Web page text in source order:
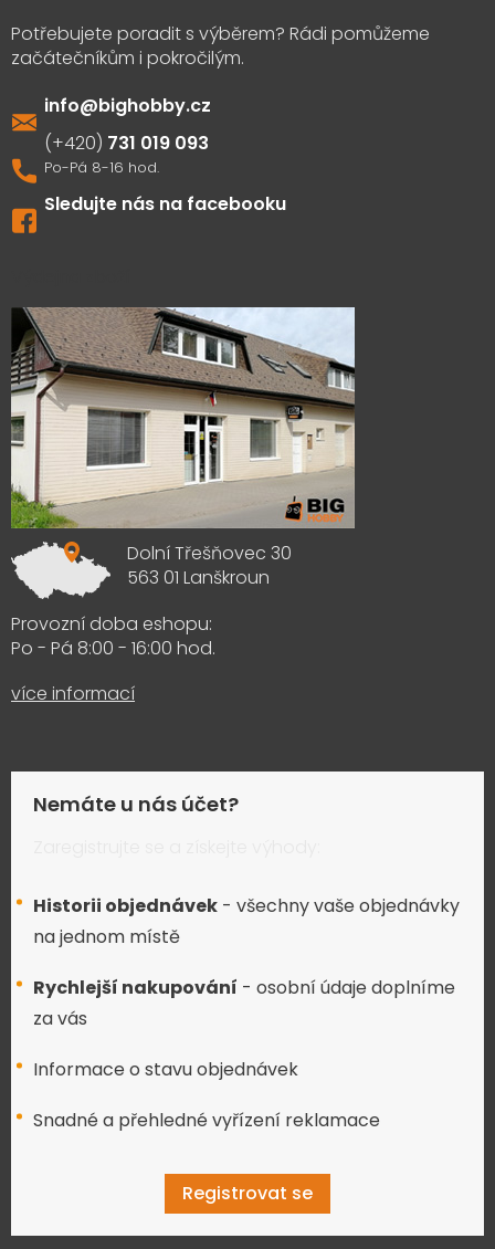
info@bighobby.cz
731 019 093
Sledujte nás na facebooku
Dolní Třešňovec 30
563 01 Lanškroun
Provozní doba eshopu:
Po - Pá 8:00 - 16:00 hod.
více informací
Nemáte u nás účet?
Historii objednávek - všechny vaše objednávky
na jednom místě
Rychlejší nakupování - osobní údaje doplníme
za vás
Informace o stavu objednávek
Snadné a přehledné vyřízení reklamace
Registrovat se